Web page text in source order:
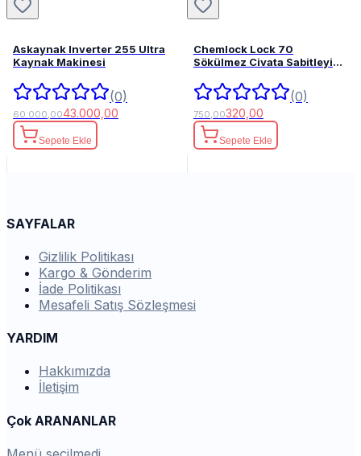
Askaynak Inverter 255 Ultra
Kaynak Makinesi
(0)
60.000,0043.000,00
Sepete Ekle
Chemlock Lock 70
Sökülmez Civata Sabitleyici
(0)
750,00320,00
Sepete Ekle
SAYFALAR
Gizlilik Politikası
Kargo & Gönderim
İade Politikası
Mesafeli Satış Sözleşmesi
YARDIM
Hakkımızda
İletişim
Çok ARANANLAR